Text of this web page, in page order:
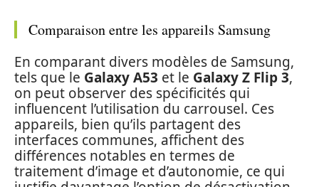
Comparaison entre les appareils Samsung
En comparant divers modèles de Samsung,
tels que le Galaxy A53 et le Galaxy Z Flip 3,
on peut observer des spécificités qui
influencent l’utilisation du carrousel. Ces
appareils, bien qu’ils partagent des
interfaces communes, affichent des
différences notables en termes de
traitement d’image et d’autonomie, ce qui